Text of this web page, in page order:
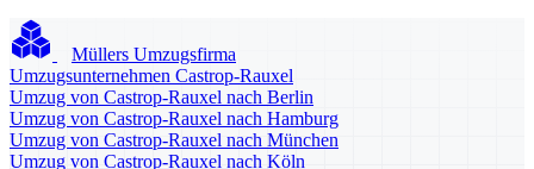
Müllers Umzugsfirma
Umzugsunternehmen Castrop-Rauxel
Umzug von Castrop-Rauxel nach Berlin
Umzug von Castrop-Rauxel nach Hamburg
Umzug von Castrop-Rauxel nach München
Umzug von Castrop-Rauxel nach Köln